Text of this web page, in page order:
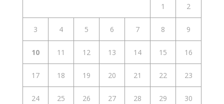
1 2
3 4 5 6 7 8 9
10 11 12 13 14 15 16
17 18 19 20 21 22 23
24 25 26 27 28 29 30